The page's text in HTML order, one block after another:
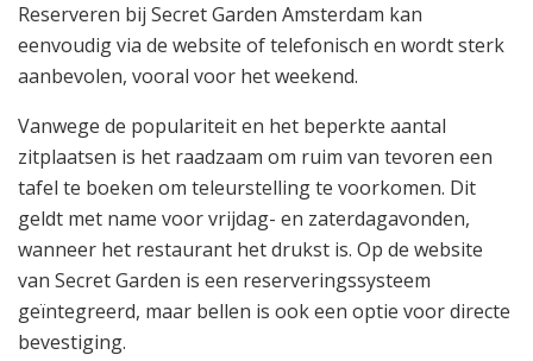
Reserveren bij Secret Garden Amsterdam kan
eenvoudig via de website of telefonisch en wordt sterk
aanbevolen, vooral voor het weekend.
Vanwege de populariteit en het beperkte aantal
zitplaatsen is het raadzaam om ruim van tevoren een
tafel te boeken om teleurstelling te voorkomen. Dit
geldt met name voor vrijdag- en zaterdagavonden,
wanneer het restaurant het drukst is. Op de website
van Secret Garden is een reserveringssysteem
geïntegreerd, maar bellen is ook een optie voor directe
bevestiging.